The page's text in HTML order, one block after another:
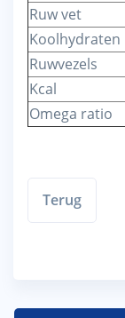
Ruw vet
Koolhydraten
Ruwvezels
Kcal
Omega ratio
Terug